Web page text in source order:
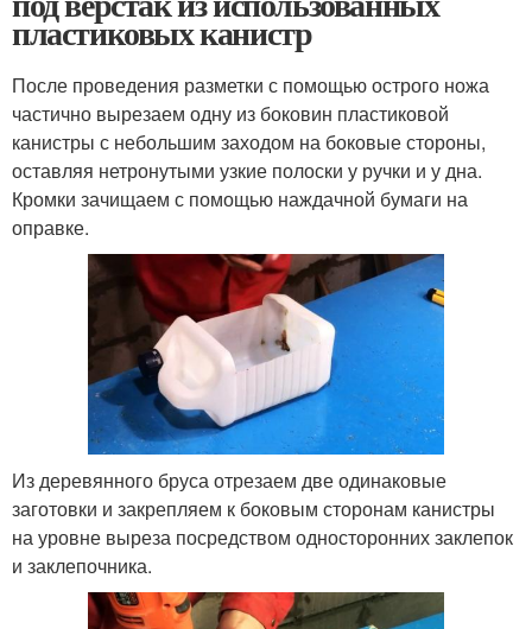
пластиковых канистр
После проведения разметки с помощью острого ножа
частично вырезаем одну из боковин пластиковой
канистры с небольшим заходом на боковые стороны,
оставляя нетронутыми узкие полоски у ручки и у дна.
Кромки зачищаем с помощью наждачной бумаги на
оправке.
Из деревянного бруса отрезаем две одинаковые
заготовки и закрепляем к боковым сторонам канистры
на уровне выреза посредством односторонних заклепок
и заклепочника.